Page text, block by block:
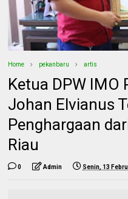
Home pekanbaru artis
Ketua DPW IMO
Johan Elvianus
Penghargaan
Riau
0 Admin Senin, 13